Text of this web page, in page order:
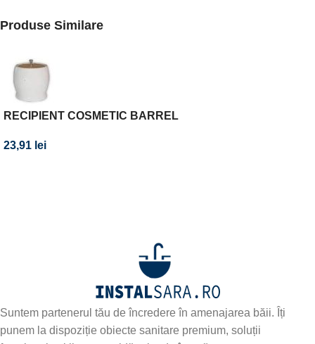
Produse Similare
RECIPIENT COSMETIC BARREL
23,91 lei
Suntem partenerul tău de încredere în amenajarea băii. Îți
punem la dispoziție obiecte sanitare premium, soluții